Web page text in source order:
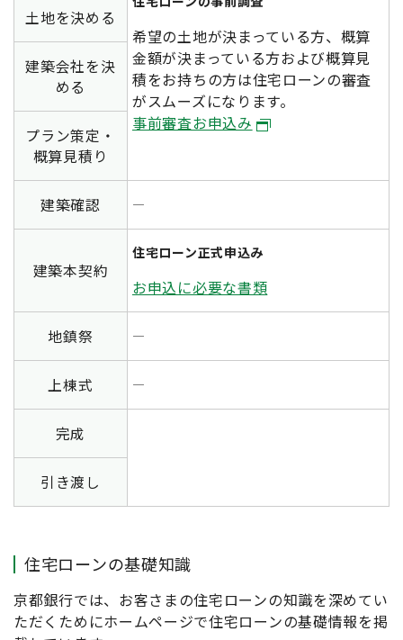
希望の土地が決まっている方、概算
金額が決まっている方および概算見
積をお持ちの方は住宅ローンの審査
がスムーズになります。
事前審査お申込み
土地を決める
建築会社を決
める
プラン策定・
概算見積り
建築確認 ―
建築本契約
住宅ローン正式申込み
お申込に必要な書類
地鎮祭 ―
上棟式 ―
完成
引き渡し
住宅ローンの基礎知識
京都銀行では、お客さまの住宅ローンの知識を深めてい
ただくためにホームページで住宅ローンの基礎情報を掲